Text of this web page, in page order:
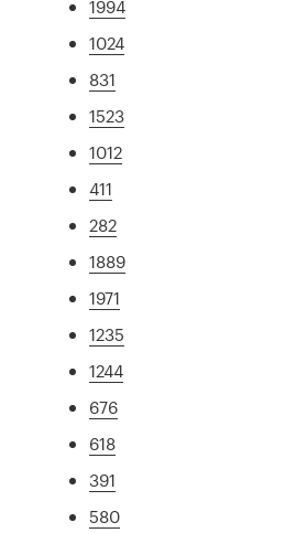
1994
1024
831
1523
1012
411
282
1889
1971
1235
1244
676
618
391
580